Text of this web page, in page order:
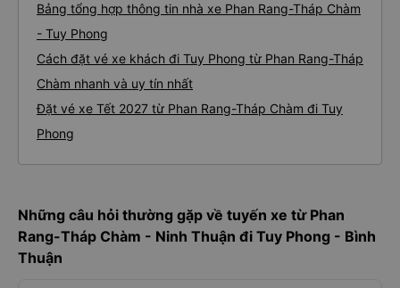
Bảng tổng hợp thông tin nhà xe Phan Rang-Tháp Chàm
- Tuy Phong
Cách đặt vé xe khách đi Tuy Phong từ Phan Rang-Tháp
Chàm nhanh và uy tín nhất
Đặt vé xe Tết 2027 từ Phan Rang-Tháp Chàm đi Tuy
Phong
Những câu hỏi thường gặp về tuyến xe từ Phan
Rang-Tháp Chàm - Ninh Thuận đi Tuy Phong - Bình
Thuận